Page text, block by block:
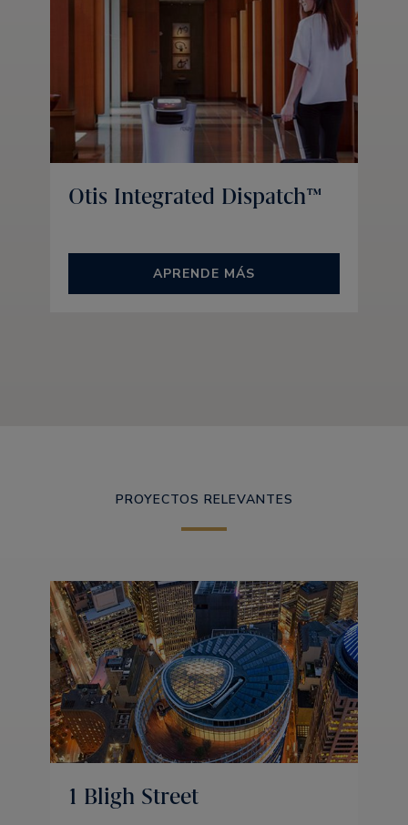
Otis Integrated Dispatch™
APRENDE MÁS
PROYECTOS RELEVANTES
1 Bligh Street